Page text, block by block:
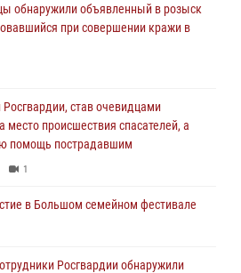
обнаружили объявленный в розыск
при совершении кражи в
Росгвардии, став очевидцами
происшествия спасателей, а
помощь пострадавшим
1
в Большом семейном фестивале
Росгвардии обнаружили